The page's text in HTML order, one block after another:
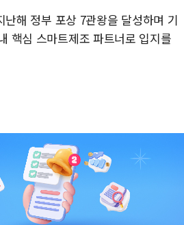
해 정부 포상 7관왕을 달성하며 기
핵심 스마트제조 파트너로 입지를